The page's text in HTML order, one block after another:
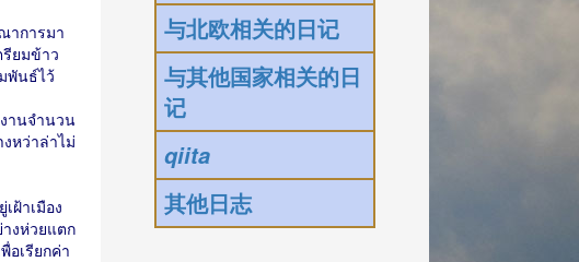
าการมา
ยมข้าว
พันธ์ไว้
านจำนวน
หว่าล่าไม่
ฝ้าเมือง
งห่วยแตก
อเรียกค่า
与北欧相关的日记
与其他国家相关的日
记
qiita
其他日志